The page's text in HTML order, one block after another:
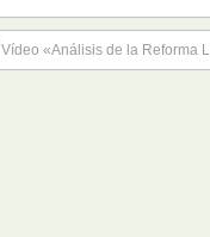
Vídeo «Análisis de la Reforma